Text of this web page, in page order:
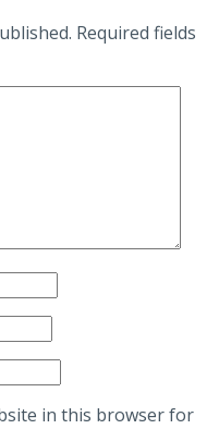
Required fields
in this browser for